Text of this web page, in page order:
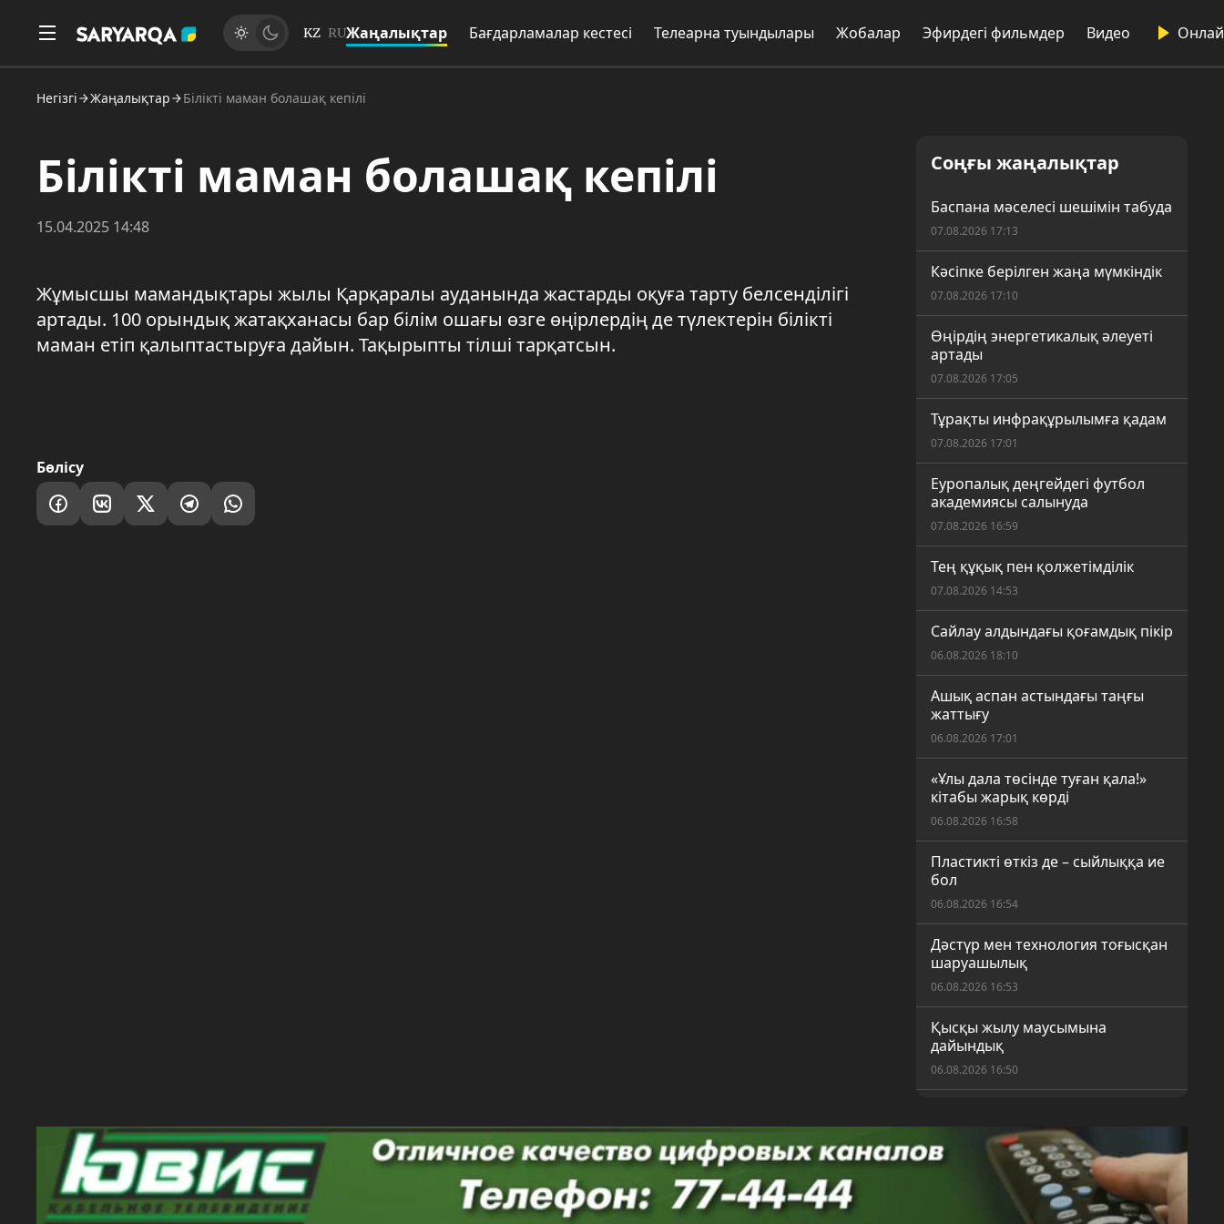
KZ RUЖаңалықтар Бағдарламалар кестесі Телеарна туындылары Жобалар Эфирдегі фильмдер Видео
Негізгі Жаңалықтар Білікті маман болашақ кепілі
Білікті маман болашақ кепілі
15.04.2025 14:48
Жұмысшы мамандықтары жылы Қарқаралы ауданында жастарды оқуға тарту белсенділігі
артады. 100 орындық жатақханасы бар білім ошағы өзге өңірлердің де түлектерін білікті
маман етіп қалыптастыруға дайын. Тақырыпты тілші тарқатсын.
Бөлісу
Соңғы жаңалықтар
Баспана мәселесі шешімін табуда
07.08.2026 17:13
Кәсіпке берілген жаңа мүмкіндік
07.08.2026 17:10
Өңірдің энергетикалық әлеуеті
артады
07.08.2026 17:05
Тұрақты инфрақұрылымға қадам
07.08.2026 17:01
Еуропалық деңгейдегі футбол
академиясы салынуда
07.08.2026 16:59
Тең құқық пен қолжетімділік
07.08.2026 14:53
Сайлау алдындағы қоғамдық пікір
06.08.2026 18:10
Ашық аспан астындағы таңғы
жаттығу
06.08.2026 17:01
«Ұлы дала төсінде туған қала!»
кітабы жарық көрді
06.08.2026 16:58
Пластикті өткіз де – сыйлыққа ие
бол
06.08.2026 16:54
Дәстүр мен технология тоғысқан
шаруашылық
06.08.2026 16:53
Қысқы жылу маусымына
дайындық
06.08.2026 16:50
ерекше қажеттілігі бар балаларға
арналған жаңа секция ашылды
06.08.2026 16:17
Қарағандылықтар күнді таңғы